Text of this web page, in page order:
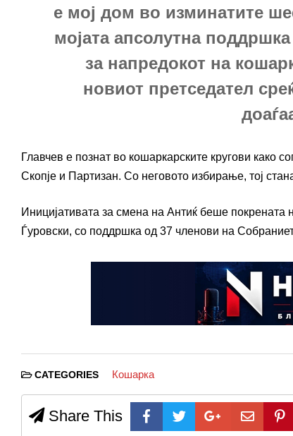
е мој дом во изминатите
мојата апсолутна
за напредокот на
новиот претседател
Главчев е познат во кошаркарските кругови како
Скопје и Партизан. Со неговото избирање, тој
Иницијативата за смена на Антиќ беше
Ѓуровски, со поддршка од 37 членови на
CATEGORIES Кошарка
Share This